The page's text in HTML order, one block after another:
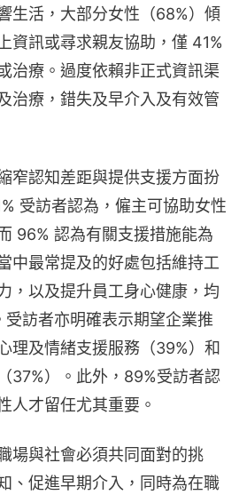
生活，大部分女性（68%）傾
資訊或尋求親友協助，僅 41%
治療。過度依賴非正式資訊渠
治療，錯失及早介入及有效管
窄認知差距與提供支援方面扮
受訪者認為，僱主可協助女性
96% 認為有關支援措施能為
中最常提及的好處包括維持工
，以及提升員工身心健康，均
訪者亦明確表示期望企業推
理及情緒支援服務（39%）和
37%）。此外，89%受訪者認
人才留任尤其重要。
場與社會必須共同面對的挑
、促進早期介入，同時為在職